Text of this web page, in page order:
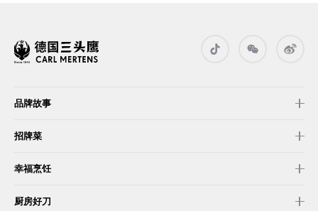
品牌故事
招牌菜
幸福烹饪
厨房好刀